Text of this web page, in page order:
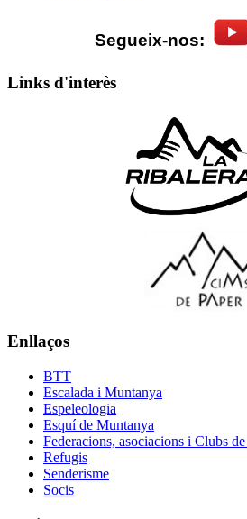
Segueix-nos:
Links d'interès
Enllaços
BTT
Escalada i Muntanya
Espeleologia
Esquí de Muntanya
Federacions, asociacions i Clubs
Refugis
Senderisme
Socis